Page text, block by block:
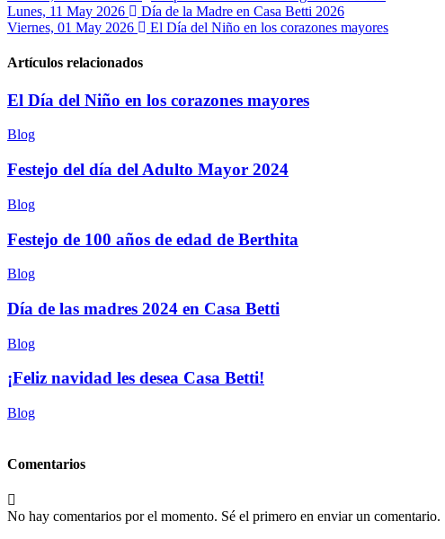
Lunes, 11 May 2026
Día de la Madre en Casa Betti 2026
Viernes, 01 May 2026
El Día del Niño en los corazones mayores
Artículos relacionados
El Día del Niño en los corazones mayores
Blog
Festejo del día del Adulto Mayor 2024
Blog
Festejo de 100 años de edad de Berthita
Blog
Día de las madres 2024 en Casa Betti
Blog
¡Feliz navidad les desea Casa Betti!
Blog
Comentarios
No hay comentarios por el momento. Sé el primero en enviar un comentario.